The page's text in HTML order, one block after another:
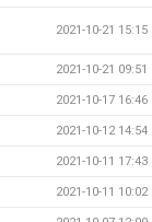
2021-10-21 15:15
2021-10-21 09:51
2021-10-17 16:46
2021-10-12 14:54
2021-10-11 17:43
2021-10-11 10:02